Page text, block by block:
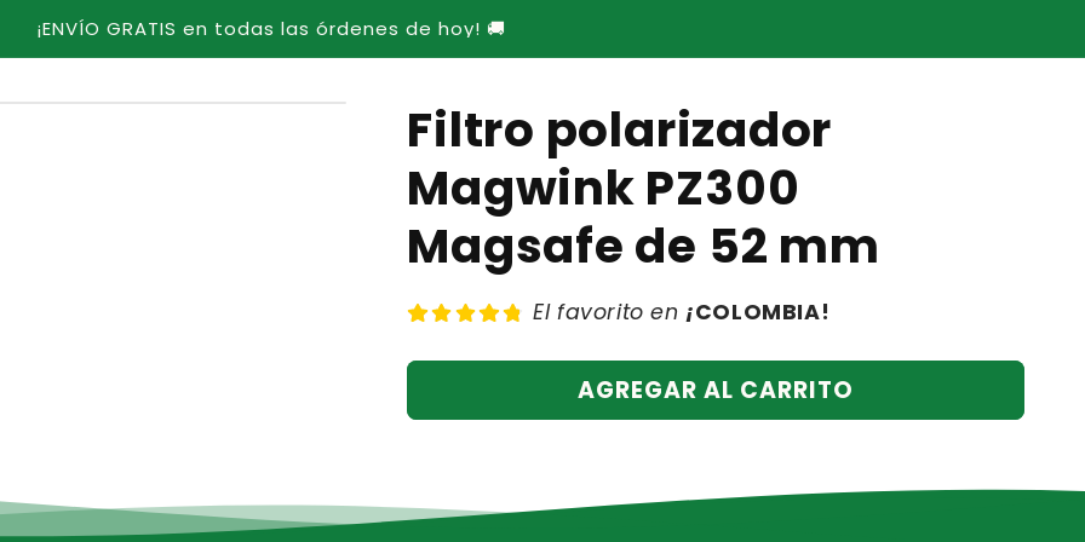
¡ENVÍO GRATIS en todas las órdenes de hoy! 🚚
Filtro polarizador
Magwink PZ300
Magsafe de 52 mm
El favorito en ¡COLOMBIA!
AGREGAR AL CARRITO